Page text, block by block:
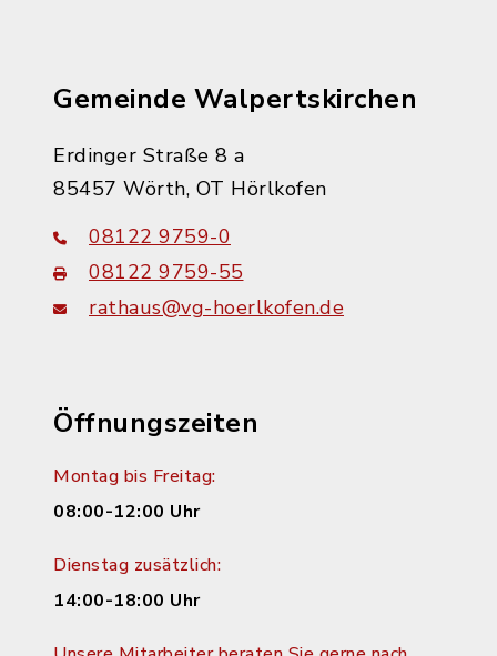
Gemeinde Walpertskirchen
Erdinger Straße 8 a
85457 Wörth, OT Hörlkofen
08122 9759-0
08122 9759-55
rathaus@vg-hoerlkofen.de
Öffnungszeiten
Montag bis Freitag:
08:00-12:00 Uhr
Dienstag zusätzlich:
14:00-18:00 Uhr